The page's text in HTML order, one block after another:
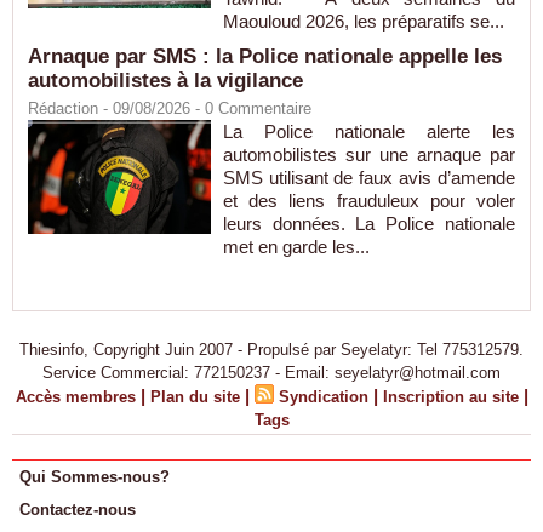
Maouloud 2026, les préparatifs se...
Arnaque par SMS : la Police nationale appelle les
automobilistes à la vigilance
Rédaction - 09/08/2026 - 0 Commentaire
La Police nationale alerte les
automobilistes sur une arnaque par
SMS utilisant de faux avis d’amende
et des liens frauduleux pour voler
leurs données. La Police nationale
met en garde les...
Thiesinfo, Copyright Juin 2007 - Propulsé par Seyelatyr: Tel 775312579.
Service Commercial: 772150237 - Email: seyelatyr@hotmail.com
Accès membres | Plan du site | Syndication | Inscription au site |
Tags
Qui Sommes-nous?
Contactez-nous